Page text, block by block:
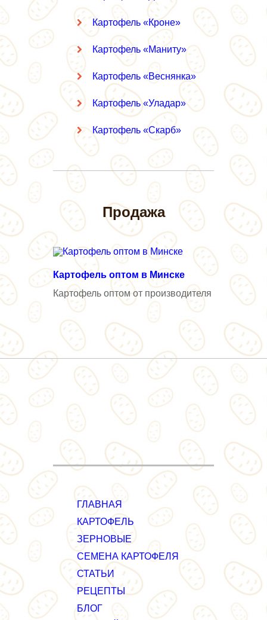
Картофель «Кроне»
Картофель «Маниту»
Картофель «Веснянка»
Картофель «Уладар»
Картофель «Скарб»
Продажа
Картофель оптом в Минске
Картофель оптом от производителя
ГЛАВНАЯ
КАРТОФЕЛЬ
ЗЕРНОВЫЕ
СЕМЕНА КАРТОФЕЛЯ
СТАТЬИ
РЕЦЕПТЫ
БЛОГ